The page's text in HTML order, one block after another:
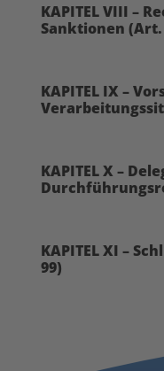
KAPITEL VIII –
Sanktionen (Art.
KAPITEL IX –
KAPITEL X –
KAPITEL XI –
99)